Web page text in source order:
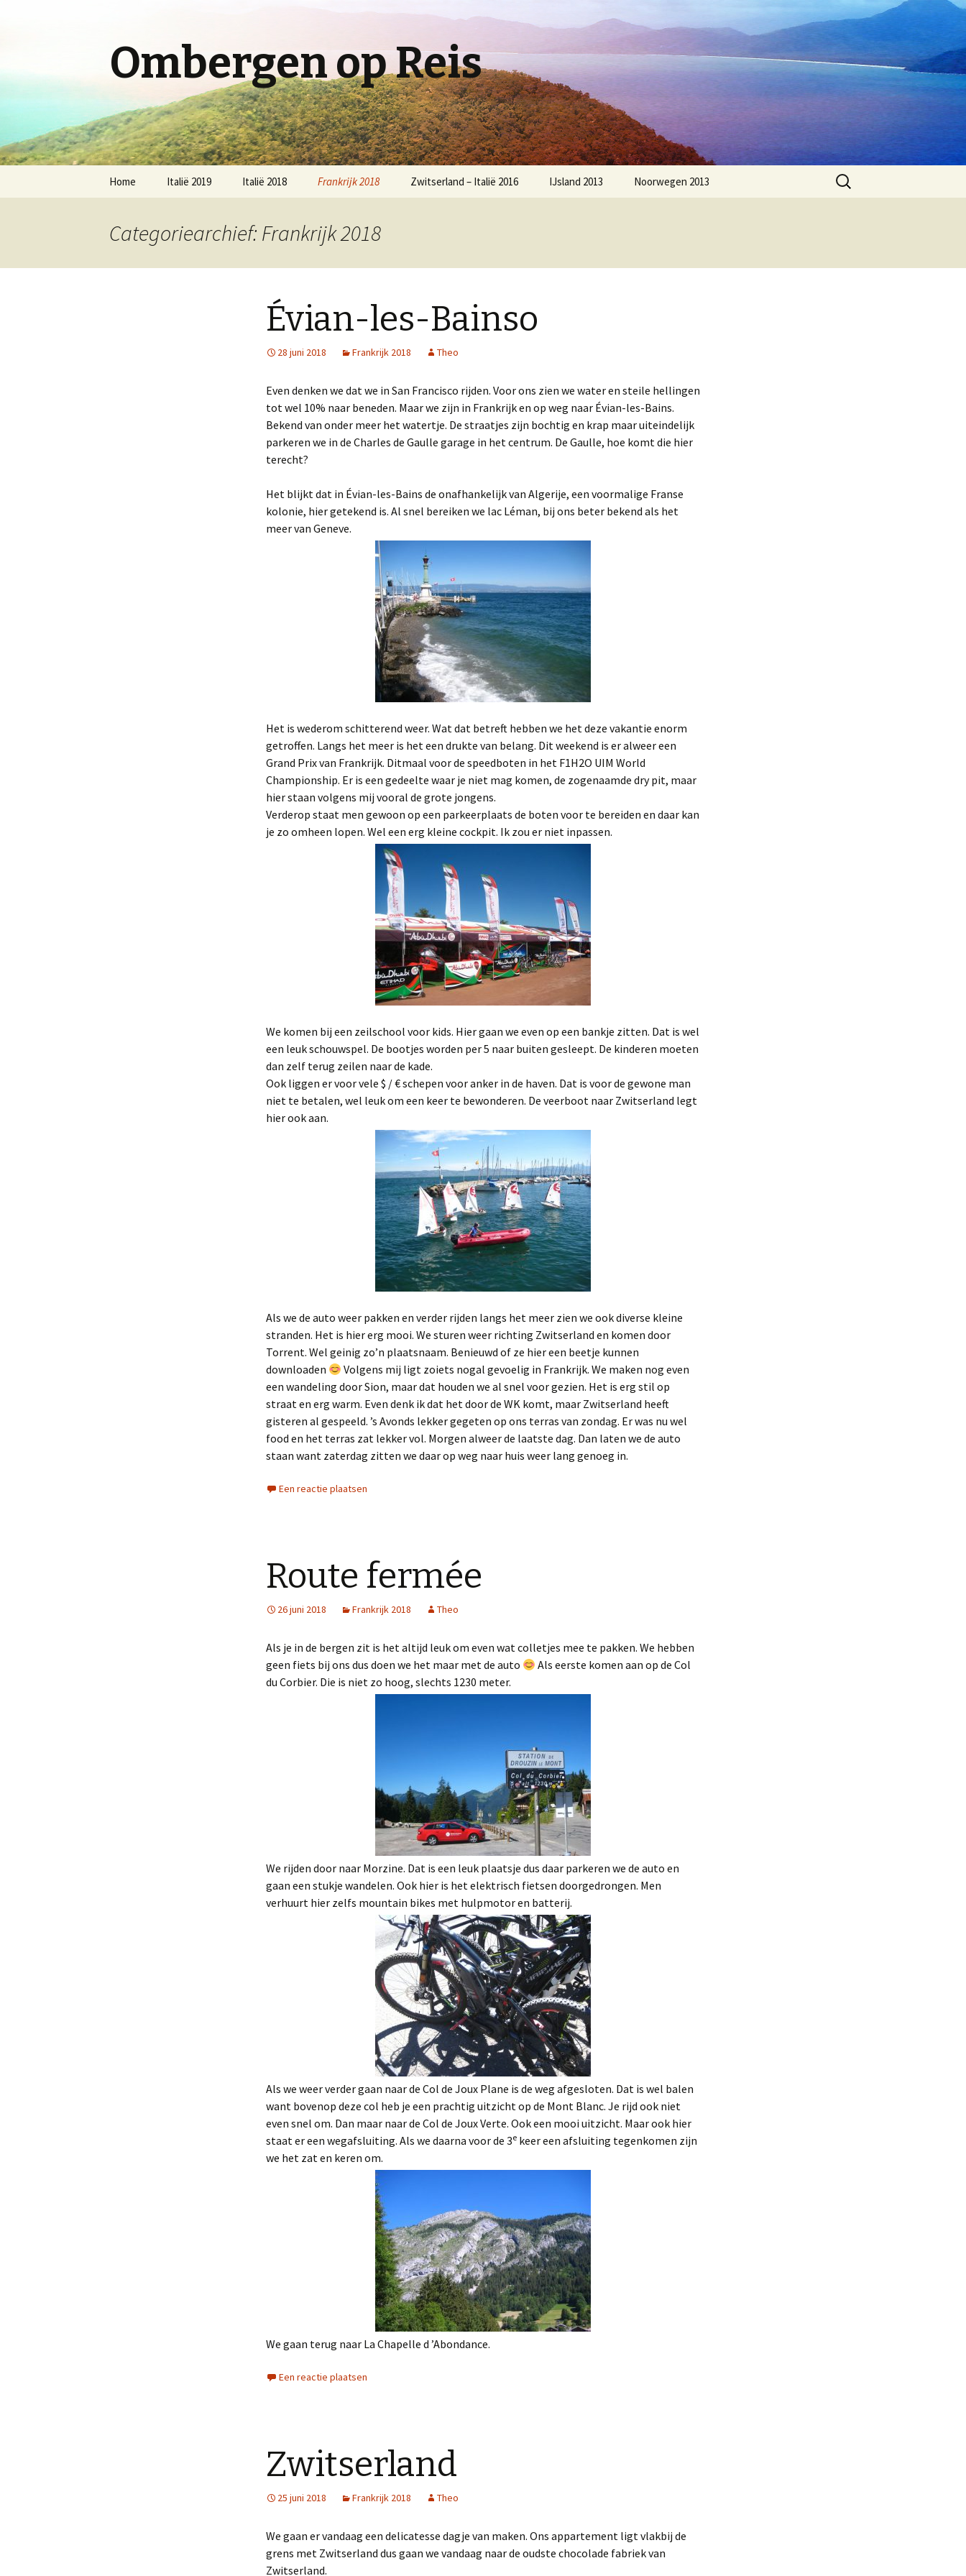
Ombergen op Reis
Home Italië 2019 Italië 2018 Frankrijk 2018 Zwitserland – Italië 2016 IJsland 2013 Noorwegen 2013
Zoeken
naar:
Categoriearchief: Frankrijk 2018
Évian-les-Bainso
28 juni 2018 Frankrijk 2018 Theo
Even denken we dat we in San Francisco rijden. Voor ons zien we water en steile hellingen
tot wel 10% naar beneden. Maar we zijn in Frankrijk en op weg naar Évian-les-Bains.
Bekend van onder meer het watertje. De straatjes zijn bochtig en krap maar uiteindelijk
parkeren we in de Charles de Gaulle garage in het centrum. De Gaulle, hoe komt die hier
terecht?
Het blijkt dat in Évian-les-Bains de onafhankelijk van Algerije, een voormalige Franse
kolonie, hier getekend is. Al snel bereiken we lac Léman, bij ons beter bekend als het
meer van Geneve.
Het is wederom schitterend weer. Wat dat betreft hebben we het deze vakantie enorm
getroffen. Langs het meer is het een drukte van belang. Dit weekend is er alweer een
Grand Prix van Frankrijk. Ditmaal voor de speedboten in het F1H2O UIM World
Championship. Er is een gedeelte waar je niet mag komen, de zogenaamde dry pit, maar
hier staan volgens mij vooral de grote jongens.
Verderop staat men gewoon op een parkeerplaats de boten voor te bereiden en daar kan
je zo omheen lopen. Wel een erg kleine cockpit. Ik zou er niet inpassen.
We komen bij een zeilschool voor kids. Hier gaan we even op een bankje zitten. Dat is wel
een leuk schouwspel. De bootjes worden per 5 naar buiten gesleept. De kinderen moeten
dan zelf terug zeilen naar de kade.
Ook liggen er voor vele $ / € schepen voor anker in de haven. Dat is voor de gewone man
niet te betalen, wel leuk om een keer te bewonderen. De veerboot naar Zwitserland legt
hier ook aan.
Als we de auto weer pakken en verder rijden langs het meer zien we ook diverse kleine
stranden. Het is hier erg mooi. We sturen weer richting Zwitserland en komen door
Torrent. Wel geinig zo’n plaatsnaam. Benieuwd of ze hier een beetje kunnen
downloaden
Volgens mij ligt zoiets nogal gevoelig in Frankrijk. We maken nog even
een wandeling door Sion, maar dat houden we al snel voor gezien. Het is erg stil op
straat en erg warm. Even denk ik dat het door de WK komt, maar Zwitserland heeft
gisteren al gespeeld. ’s Avonds lekker gegeten op ons terras van zondag. Er was nu wel
food en het terras zat lekker vol. Morgen alweer de laatste dag. Dan laten we de auto
staan want zaterdag zitten we daar op weg naar huis weer lang genoeg in.
Een reactie plaatsen
Route fermée
26 juni 2018 Frankrijk 2018 Theo
Als je in de bergen zit is het altijd leuk om even wat colletjes mee te pakken. We hebben
geen fiets bij ons dus doen we het maar met de auto
Als eerste komen aan op de Col
du Corbier. Die is niet zo hoog, slechts 1230 meter.
We rijden door naar Morzine. Dat is een leuk plaatsje dus daar parkeren we de auto en
gaan een stukje wandelen. Ook hier is het elektrisch fietsen doorgedrongen. Men
verhuurt hier zelfs mountain bikes met hulpmotor en batterij.
Als we weer verder gaan naar de Col de Joux Plane is de weg afgesloten. Dat is wel balen
want bovenop deze col heb je een prachtig uitzicht op de Mont Blanc. Je rijd ook niet
even snel om. Dan maar naar de Col de Joux Verte. Ook een mooi uitzicht. Maar ook hier
staat er een wegafsluiting. Als we daarna voor de 3e keer een afsluiting tegenkomen zijn
we het zat en keren om.
We gaan terug naar La Chapelle d ’Abondance.
Een reactie plaatsen
Zwitserland
25 juni 2018 Frankrijk 2018 Theo
We gaan er vandaag een delicatesse dagje van maken. Ons appartement ligt vlakbij de
grens met Zwitserland dus gaan we vandaag naar de oudste chocolade fabriek van
Zwitserland.